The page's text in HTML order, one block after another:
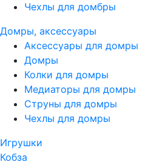
Чехлы для домбры
Домры, аксессуары
Аксессуары для домры
Домры
Колки для домры
Медиаторы для домры
Струны для домры
Чехлы для домры
Игрушки
Кобза